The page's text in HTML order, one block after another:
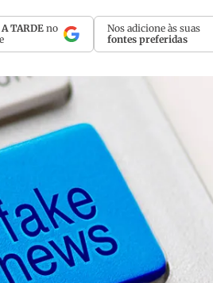
A TARDE no
Nos adicione às suas
fontes preferidas